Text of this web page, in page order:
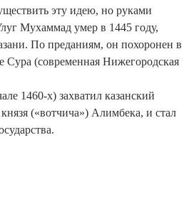
эту идею, но руками
Мухаммад умер в 1445 году,
По преданиям, он похоронен в
Сура (современная Нижегородская
1460-х) захватил казанский
(«вотчича») Алимбека, и стал